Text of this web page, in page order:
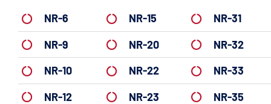
NR-6
NR-9
NR-10
NR-12
NR-15
NR-20
NR-22
NR-23
NR-31
NR-32
NR-33
NR-35